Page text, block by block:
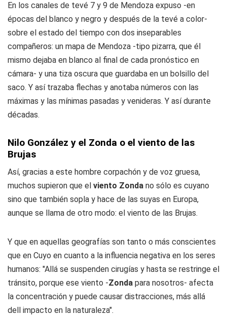
En los canales de tevé 7 y 9 de Mendoza expuso -en
épocas del blanco y negro y después de la tevé a color-
sobre el estado del tiempo con dos inseparables
compañeros: un mapa de Mendoza -tipo pizarra, que él
mismo dejaba en blanco al final de cada pronóstico en
cámara- y una tiza oscura que guardaba en un bolsillo del
saco. Y así trazaba flechas y anotaba números con las
máximas y las mínimas pasadas y venideras. Y así durante
décadas.
Nilo González y el Zonda o el viento de las
Brujas
Así, gracias a este hombre corpachón y de voz gruesa,
muchos supieron que el viento Zonda no sólo es cuyano
sino que también sopla y hace de las suyas en Europa,
aunque se llama de otro modo: el viento de las Brujas.
Y que en aquellas geografías son tanto o más conscientes
que en Cuyo en cuanto a la influencia negativa en los seres
humanos: "Allá se suspenden cirugías y hasta se restringe el
tránsito, porque ese viento -Zonda para nosotros- afecta
la concentración y puede causar distracciones, más allá
dell impacto en la naturaleza".